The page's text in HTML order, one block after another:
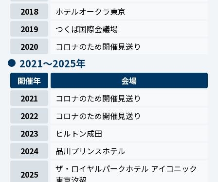
2018
ホテルオークラ東京
2019
つくば国際会議場
2020
コロナのため開催見送り
2021〜2025年
開催年
会場
2021
コロナのため開催見送り
2022
コロナのため開催見送り
2023
ヒルトン成田
2024
品川プリンスホテル
2025
ザ・ロイヤルパークホテル アイコニック